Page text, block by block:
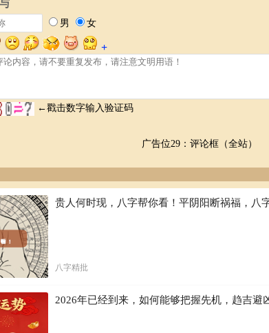
广告位29：评论框（全站）
贵人何时现，八字帮你看！平阴阳断祸福，八
八字精批
2026年已经到来，如何能够把握先机，趋吉避